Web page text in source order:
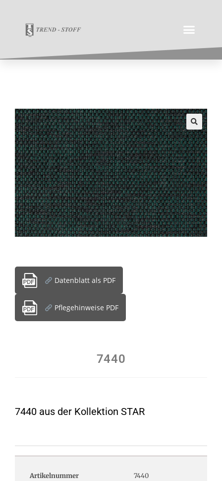
Datenblatt als PDF
Pflegehinweise PDF
7440
7440 aus der Kollektion STAR
Artikelnummer 7440